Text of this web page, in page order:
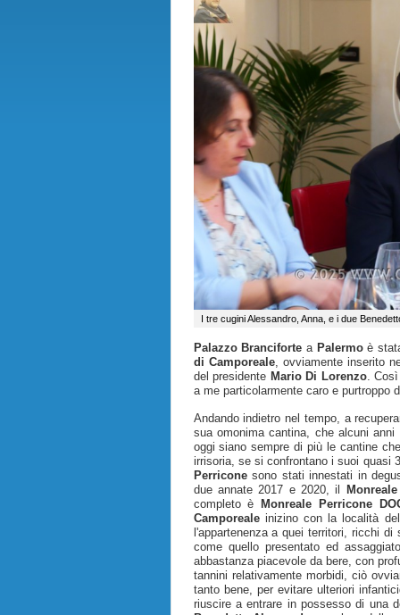
I tre cugini Alessandro, Anna, e i due
Palazzo Branciforte a Palermoè
di Camporeale, ovviamente inserito
del presidente Mario Di Lorenzo.
a me particolarmente caro e purtroppo
Andando indietro nel tempo, a
sua omonima cantina, che alcuni
oggi siano sempre di più le cantine
irrisoria, se si confrontano i suoi quasi
Perriconesono stati innestati in
due annate 2017 e 2020, il
completo è
Monreale Perricone
Camporealeinizino con la località
l'appartenenza a quei territori, ricchi
come quello presentato ed
abbastanza piacevole da bere, con
tannini relativamente morbidi, ciò
tanto bene, per evitare ulteriori
riuscire a entrare in possesso di una